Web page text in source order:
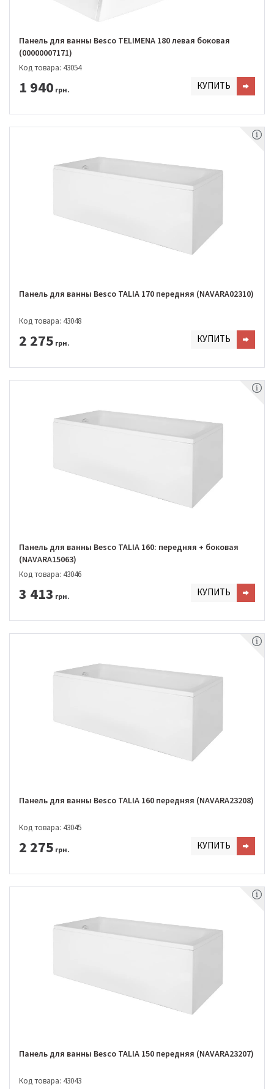
Панель для ванны Besco TELIMENA 180 левая боковая
(00000007171)
Код товара: 43054
1 940 грн. КУПИТЬ
Панель для ванны Besco TALIA 170 передняя (NAVARA02310)
Код товара: 43048
2 275 грн. КУПИТЬ
Панель для ванны Besco TALIA 160: передняя + боковая
(NAVARA15063)
Код товара: 43046
3 413 грн. КУПИТЬ
Панель для ванны Besco TALIA 160 передняя (NAVARA23208)
Код товара: 43045
2 275 грн. КУПИТЬ
Панель для ванны Besco TALIA 150 передняя (NAVARA23207)
Код товара: 43043